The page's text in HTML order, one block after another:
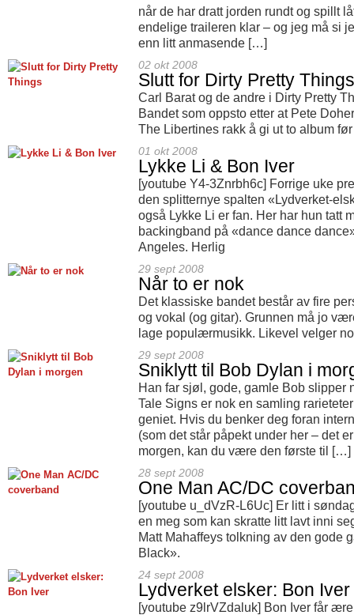
når de har dratt jorden rundt og spillt
endelige traileren klar – og jeg må si
enn litt anmasende […]
02 okt 2008
Slutt for Dirty Pretty Things
Carl Barat og de andre i Dirty Pretty
Bandet som oppsto etter at Pete
The Libertines rakk å gi ut to album
01 okt 2008
Lykke Li & Bon Iver
[youtube Y4-3Znrbh6c] Forrige uke
den splitternye spalten «Lydverket-
også Lykke Li er fan. Her har hun tatt
backingband på «dance dance
Angeles. Herlig
29 sept 2008
Når to er nok
Det klassiske bandet består av fire
og vokal (og gitar). Grunnen må jo
lage populærmusikk. Likevel velger
29 sept 2008
Sniklytt til Bob Dylan i
Han far sjøl, gode, gamle Bob slipper
Tale Signs er nok en samling
geniet. Hvis du benker deg foran
(som det står påpekt under her – det
morgen, kan du være den første til […]
28 sept 2008
One Man AC/DC
[youtube u_dVzR-L6Uc] Er litt i
en meg som kan skratte litt lavt inni
Matt Mahaffeys tolkning av den gode
Black».
24 sept 2008
Lydverket elsker: Bon Iver
[youtube z9lrVZdaluk] Bon Iver får